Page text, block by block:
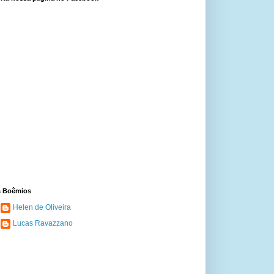
Boêmios
Helen de Oliveira
Lucas Ravazzano